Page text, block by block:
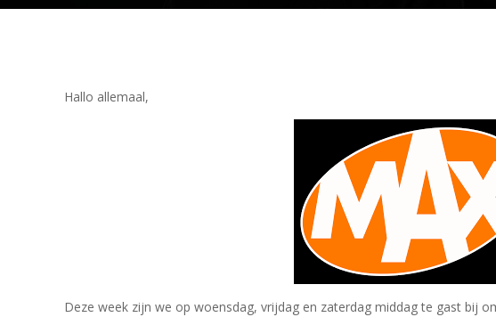
Hallo allemaal,
Deze week zijn we op woensdag, vrijdag en zaterdag middag te gast bij